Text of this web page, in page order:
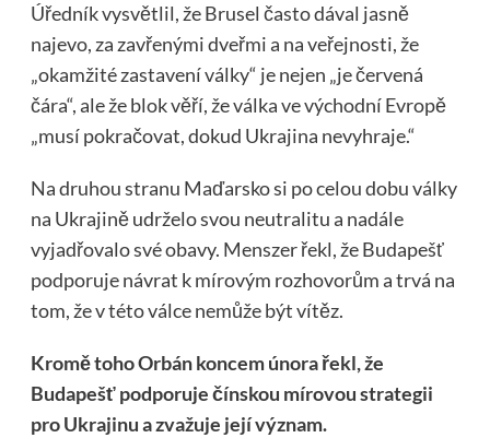
Úředník vysvětlil, že Brusel často dával jasně
najevo, za zavřenými dveřmi a na veřejnosti, že
„okamžité zastavení války“ je nejen „je červená
čára“, ale že blok věří, že válka ve východní Evropě
„musí pokračovat, dokud Ukrajina nevyhraje.“
Na druhou stranu Maďarsko si po celou dobu války
na Ukrajině udrželo svou neutralitu a nadále
vyjadřovalo své obavy. Menszer řekl, že Budapešť
podporuje návrat k mírovým rozhovorům a trvá na
tom, že v této válce nemůže být vítěz.
Kromě toho Orbán koncem února řekl, že
Budapešť podporuje čínskou mírovou strategii
pro Ukrajinu a zvažuje její význam.